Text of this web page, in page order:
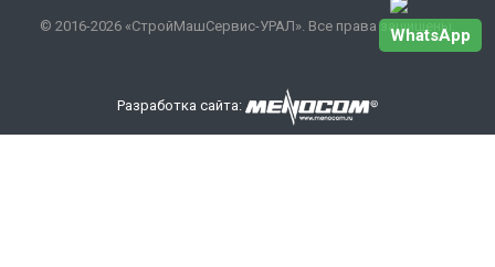
© 2016-2026 «СтройМашСервис-УРАЛ». Все права защищены.
Разработка сайта:
WhatsApp